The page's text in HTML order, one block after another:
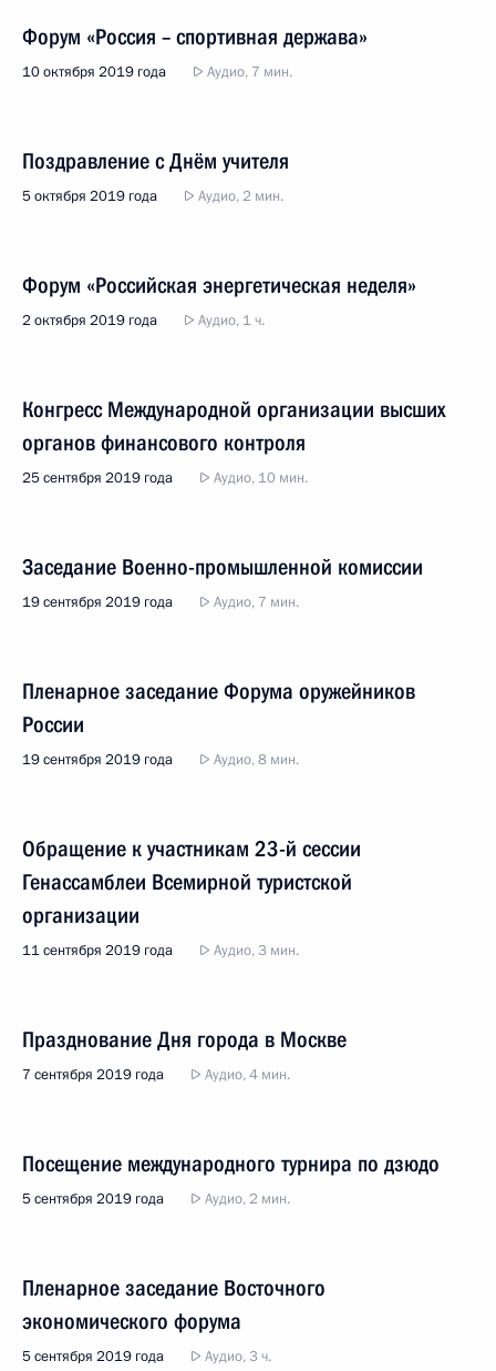
Форум «Россия – спортивная держава»
10 октября 2019 года Аудио, 7 мин.
Поздравление с Днём учителя
5 октября 2019 года Аудио, 2 мин.
Форум «Российская энергетическая неделя»
2 октября 2019 года Аудио, 1 ч.
Конгресс Международной организации высших
органов финансового контроля
25 сентября 2019 года Аудио, 10 мин.
Заседание Военно-промышленной комиссии
19 сентября 2019 года Аудио, 7 мин.
Пленарное заседание Форума оружейников
России
19 сентября 2019 года Аудио, 8 мин.
Обращение к участникам 23-й сессии
Генассамблеи Всемирной туристской
организации
11 сентября 2019 года Аудио, 3 мин.
Празднование Дня города в Москве
7 сентября 2019 года Аудио, 4 мин.
Посещение международного турнира по дзюдо
5 сентября 2019 года Аудио, 2 мин.
Пленарное заседание Восточного
экономического форума
5 сентября 2019 года Аудио, 3 ч.